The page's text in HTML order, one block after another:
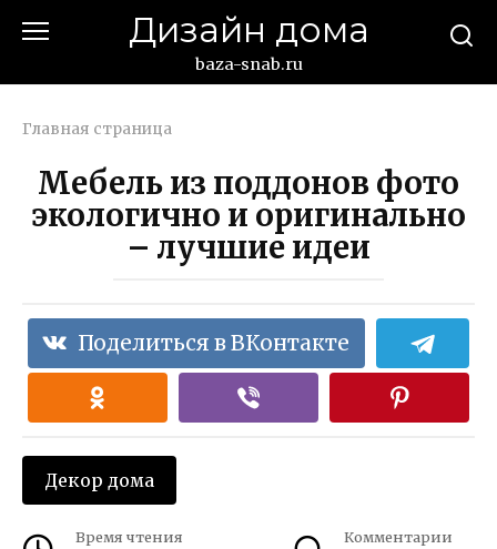
Дизайн дома
baza-snab.ru
Главная страница
Мебель из поддонов фото
экологично и оригинально
– лучшие идеи
Поделиться в ВКонтакте
Декор дома
Время чтения Комментарии